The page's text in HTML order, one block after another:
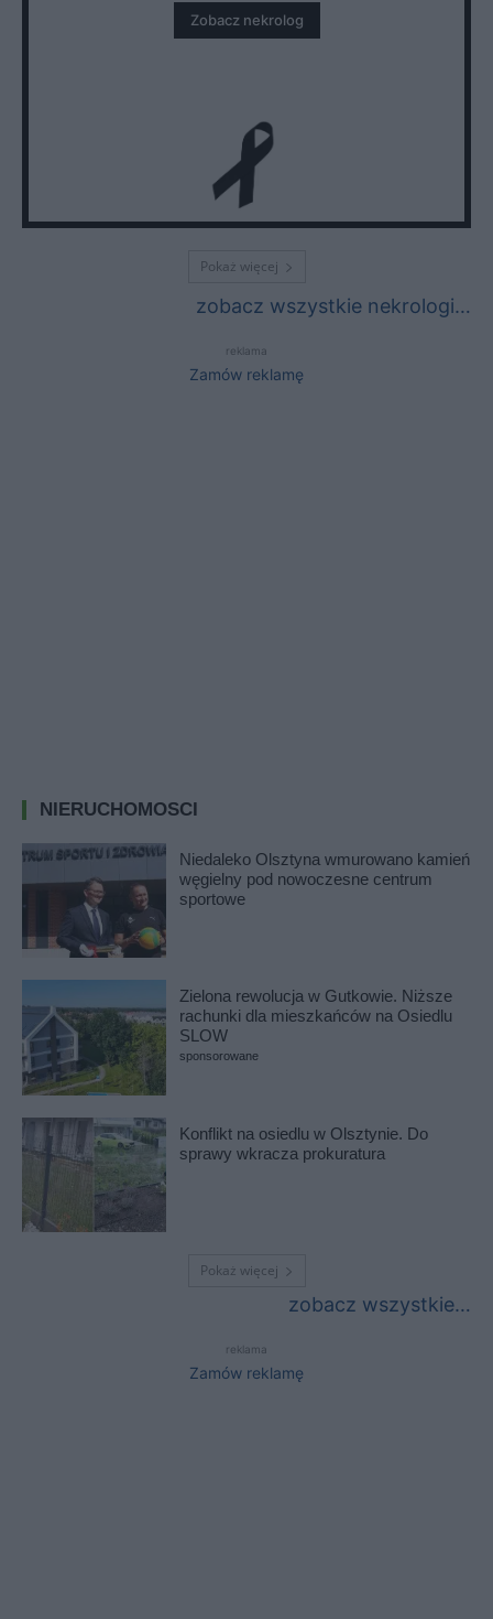
Zobacz nekrolog
Pokaż więcej
zobacz wszystkie nekrologi…
reklama
Zamów reklamę
NIERUCHOMOSCI
Niedaleko Olsztyna wmurowano kamień
węgielny pod nowoczesne centrum
sportowe
Zielona rewolucja w Gutkowie. Niższe
rachunki dla mieszkańców na Osiedlu
SLOW
sponsorowane
Konflikt na osiedlu w Olsztynie. Do
sprawy wkracza prokuratura
Pokaż więcej
zobacz wszystkie…
reklama
Zamów reklamę